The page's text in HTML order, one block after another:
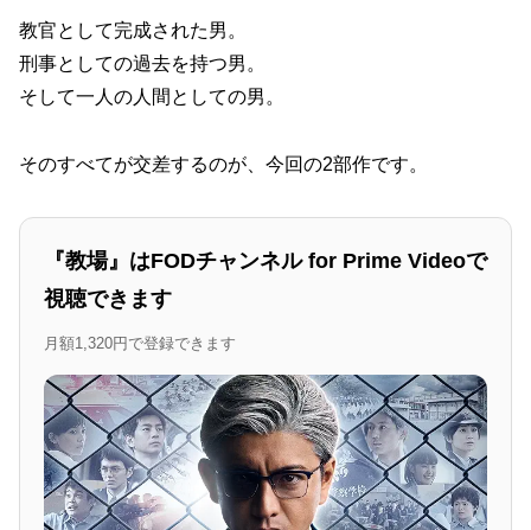
教官として完成された男。
刑事としての過去を持つ男。
そして一人の人間としての男。
そのすべてが交差するのが、今回の2部作です。
『教場』はFODチャンネル for Prime Videoで
視聴できます
月額1,320円で登録できます